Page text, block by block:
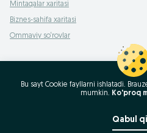
Mintaqalar xaritasi
Biznes-sahifa xaritasi
Ommaviy so‘rovlar
Bu sayt Cookie fayllarni ishlatadi.
mumkin. Ko'proq
Qabul